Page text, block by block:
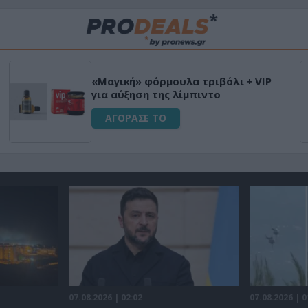
+ VIP
Φριτέζα Αέρος 8Lt
έλεγχο για Υγιεινό
Χωρίς Λάδι 1650W
07.08.2026 | 02:02 07.08.2026 |